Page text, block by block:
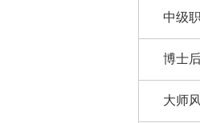
中级
博士
大师